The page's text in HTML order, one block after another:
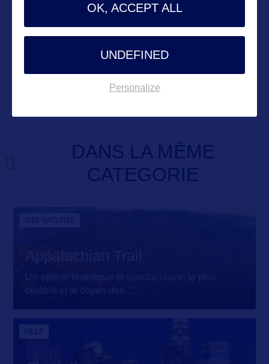
VOIR LE SITE
DANS LA MÊME
CATEGORIE
SITE NATUREL
Appalachian Trail
Un sentier historique et spectaculaire, le plus
célèbre et le doyen des
VILLE
OK, ACCEPT ALL
UNDEFINED
Personalize